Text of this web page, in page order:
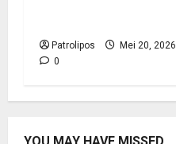
Patrolipos
Mei 20, 2026
0